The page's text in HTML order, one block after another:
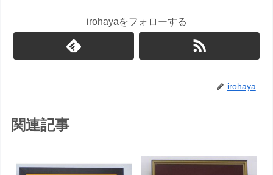
irohayaをフォローする
irohaya
関連記事